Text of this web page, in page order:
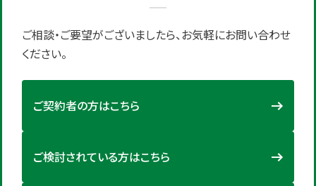
ご相談・ご要望がございましたら、お気軽にお問い合わせ
ください。
ご契約者の方はこちら
ご検討されている方はこちら